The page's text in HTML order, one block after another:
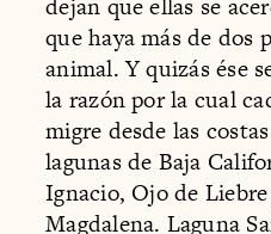
dejan que ellas se
que haya más de dos
animal. Y quizás ése
la razón por la cual
migre desde las
lagunas de Baja
Ignacio, Ojo de
Magdalena. Laguna